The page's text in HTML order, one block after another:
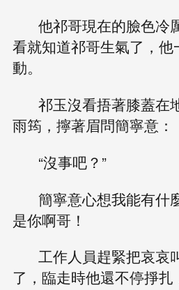
他祁哥現在的臉色冷
看就知道祁哥生氣了，
動。
祁玉沒看捂著膝蓋在
雨筠，擰著眉問簡寧意：
“沒事吧？”
簡寧意心想我能有什
是你啊哥！
工作人員趕緊把哀哀
了，臨走時他還不停掙